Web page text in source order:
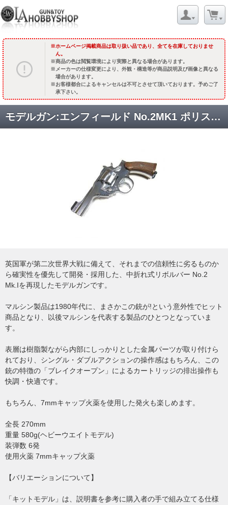
ホームページ掲載商品は取り扱い品であり、全てを在庫しておりませ
ん。
商品の色は閲覧環境により実際と異なる場合があります。
メーカーの仕様変更により、外観・構造等が商品説明及び画像と異なる
場合があります。
お客様都合によるキャンセルは不可とさせて頂いております。予めご了
承下さい。
モデルガン:エンフィールド No.2MK1 ポリス /プラグリップ/シルバーABS [9月頃再販予定.予約終了]
英国軍が第二次世界大戦に備えて、それまでの信頼性に劣るものか
ら確実性を優先して開発・採用した、中折れ式リボルバー No.2
Mk.Iを再現したモデルガンです。
マルシン製品は1980年代に、まさかこの銃が!という意外性でヒット
商品となり、以後マルシンを代表する製品のひとつとなっていま
す。
表層は樹脂製ながら内部にしっかりとした金属パーツが取り付けら
れており、シングル・ダブルアクションの操作感はもちろん、この
銃の特徴の「ブレイクオープン」によるカートリッジの排出操作も
快調・快適です。
もちろん、7mmキャップ火薬を使用した発火も楽しめます。
全長 270mm
重量 580g(ヘビーウエイトモデル)
装弾数 6発
使用火薬 7mmキャップ火薬
【バリエーションについて】
「キットモデル」は、説明書を参考に購入者の手で組み立てる仕様